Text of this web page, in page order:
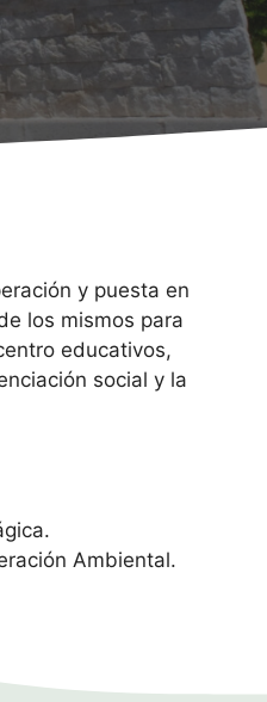
y puesta en
los mismos para
educativos,
social y la
Ambiental.